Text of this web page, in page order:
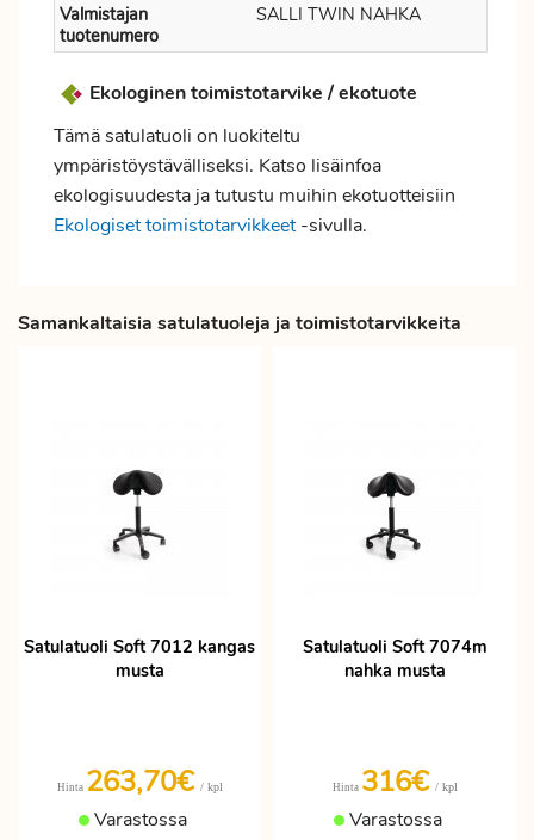
Valmistajan
tuotenumero
SALLI TWIN NAHKA
Ekologinen toimistotarvike / ekotuote
Tämä satulatuoli on luokiteltu
ympäristöystävälliseksi. Katso lisäinfoa
ekologisuudesta ja tutustu muihin ekotuotteisiin
Ekologiset toimistotarvikkeet-sivulla.
Samankaltaisia satulatuoleja ja toimistotarvikkeita
Satulatuoli Soft 7012 kangas
musta
Hinta 263,70€ / kpl
Varastossa
Satulatuoli Soft 7074m
nahka musta
Hinta 316€ / kpl
Varastossa